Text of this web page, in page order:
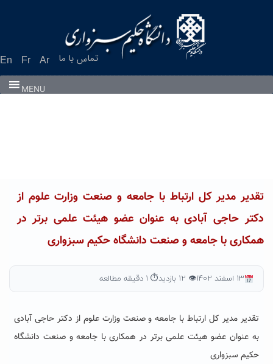
En Fr Ar تماس با ما
MENU
تقدیر مدیر کل ارتباط با جامعه و صنعت وزارت علوم از
دکتر حاجی آبادی به عنوان عضو هیئت علمی برتر در
همکاری با جامعه و صنعت دانشگاه حکیم سبزواری
۱۳ اسفند ۱۴۰۲ 👁 ۱۲ بازدید ⏱ ۱ دقیقه مطالعه
تقدیر مدیر کل ارتباط با جامعه و صنعت وزارت علوم از دکتر حاجی آبادی
به عنوان عضو هیئت علمی برتر در همکاری با جامعه و صنعت دانشگاه
حکیم سبزواری